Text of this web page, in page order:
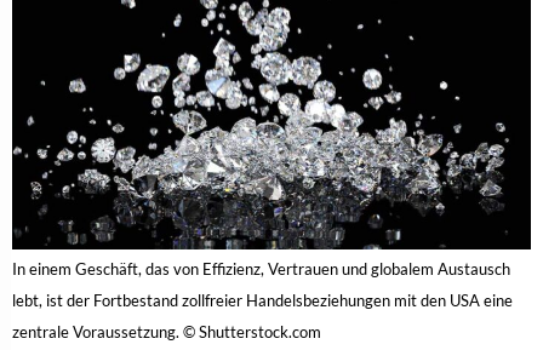
In einem Geschäft, das von Effizienz, Vertrauen und globalem Austausch
lebt, ist der Fortbestand zollfreier Handelsbeziehungen mit den USA eine
zentrale Voraussetzung. © Shutterstock.com